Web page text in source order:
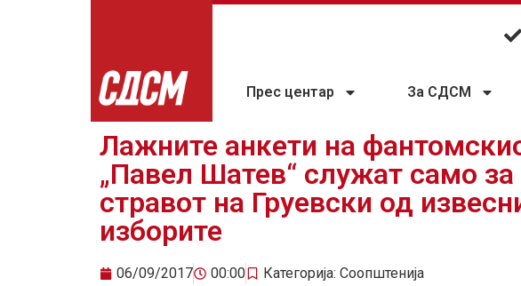
Прес центар За СДСМ
Лажните анкети на
„Павел Шатев“ служат само
стравот на Груевски од
изборите
06/09/2017 00:00 Категорија: Соопштенија